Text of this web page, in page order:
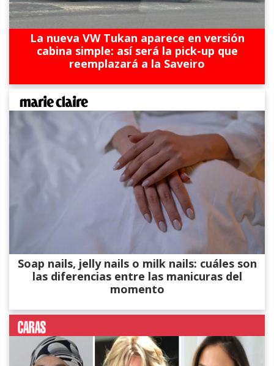
La nueva VW Tukan aparece en versión
cabina simple: así será la pick-up que
reemplazará a la Saveiro
Soap nails, jelly nails o milk nails: cuáles son
las diferencias entre las manicuras del
momento